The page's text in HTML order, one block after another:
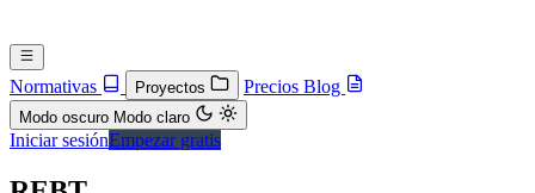
Normativas Proyectos Precios Blog
Modo oscuro Modo claro
Iniciar sesiónEmpezar gratis